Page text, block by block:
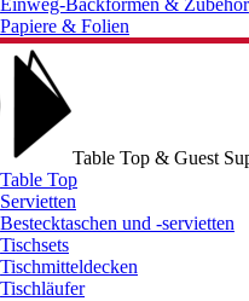
Einweg-Backformen & Zubehör
Papiere & Folien
Table Top & Guest
Table Top
Servietten
Bestecktaschen und -servietten
Tischsets
Tischmitteldecken
Tischläufer